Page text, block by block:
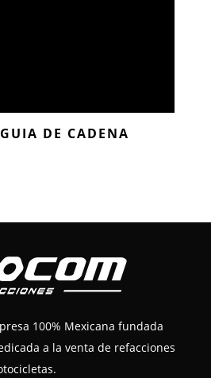
DE CADENA
100% Mexicana fundada
a la venta de refacciones